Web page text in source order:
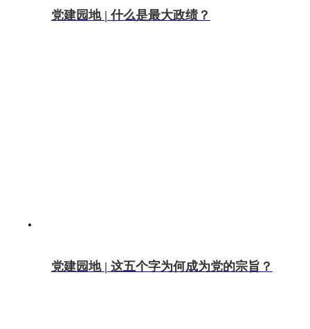
党建园地 | 什么是最大政绩？
党建园地 | 这五个字为何成为党的宗旨？